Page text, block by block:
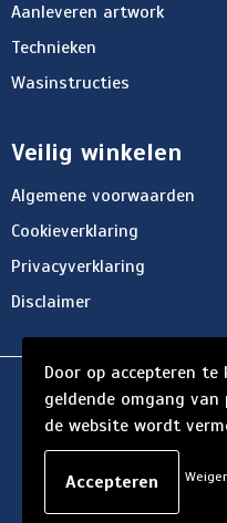
Aanleveren artwork
Technieken
Wasinstructies
Veilig winkelen
Algemene voorwaarden
Cookieverklaring
Privacyverklaring
Disclaimer
©
Door op accepteren
geldende omgang
de website wordt